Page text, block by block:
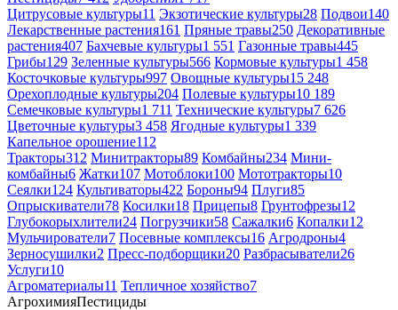
Цитрусовые культуры11 Экзотические культуры28 Подвои140
Лекарственные растения161 Пряные травы250 Декоративные
растения407 Бахчевые культуры1 551 Газонные травы445
Грибы129 Зеленные культуры566 Кормовые культуры1 458
Косточковые культуры997 Овощные культуры15 248
Орехоплодные культуры204 Полевые культуры10 189
Семечковые культуры1 711 Технические культуры7 626
Цветочные культуры3 458 Ягодные культуры1 339
Капельное орошение112
Тракторы312 Минитракторы89 Комбайны234 Мини-
комбайны6 Жатки107 Мотоблоки100 Мототракторы10
Сеялки124 Культиваторы422 Бороны94 Плуги85
Опрыскиватели78 Косилки18 Прицепы8 Грунтофрезы12
Глубокорыхлители24 Погрузчики58 Сажалки6 Копалки12
Мульчирователи7 Посевные комплексы16 Агродроны4
Зерносушилки2 Пресс-подборщики20 Разбрасыватели26
Услуги10
Агроматериалы11 Тепличное хозяйство7
АгрохимияПестициды